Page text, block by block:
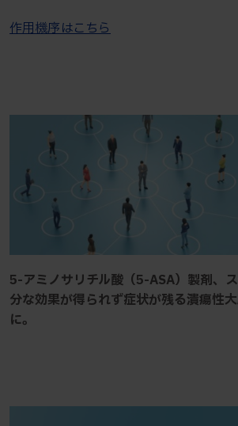
作用機序はこちら
5-アミノサリチル酸（5-ASA）製剤、
分な効果が得られず症状が残る潰瘍性
に。